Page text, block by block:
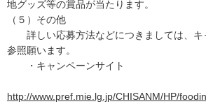
地グッズ等の賞品が当たります。
（５）その他
詳しい応募方法などにつきましては、キ
参照願います。
・キャンペーンサイト
http://www.pref.mie.lg.jp/CHISANM/HP/